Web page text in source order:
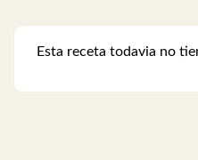
Esta receta todavia no